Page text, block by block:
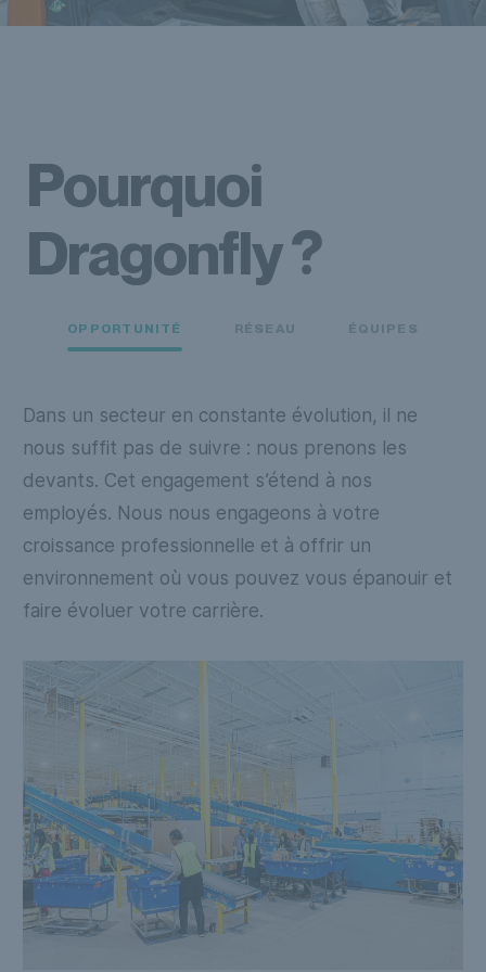
Pourquoi
Dragonfly ?
OPPORTUNITÉ RÉSEAU ÉQUIPES
Dans un secteur en constante évolution, il ne
nous suffit pas de suivre : nous prenons les
devants. Cet engagement s’étend à nos
employés. Nous nous engageons à votre
croissance professionnelle et à offrir un
environnement où vous pouvez vous épanouir et
faire évoluer votre carrière.